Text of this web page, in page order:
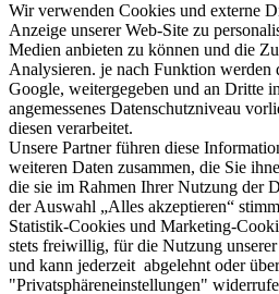
Wir verwenden Cookies und externe
Anzeige unserer Web-Site zu
Medien anbieten zu können und die
Analysieren. je nach Funktion werden
Google, weitergegeben und an Dritte
angemessenes Datenschutzniveau
diesen verarbeitet.
Unsere Partner führen diese
weiteren Daten zusammen, die Sie
die sie im Rahmen Ihrer Nutzung der
der Auswahl „Alles akzeptieren“
Statistik-Cookies und Marketing-
stets freiwillig, für die Nutzung
und kann jederzeit abgelehnt oder
"Privatsphäreneinstellungen"